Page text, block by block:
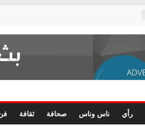
رأي ناس وناس صحافة ثقافة